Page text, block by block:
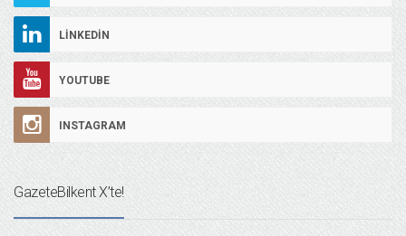
LINKEDIN
YOUTUBE
INSTAGRAM
GazeteBilkent X’te!